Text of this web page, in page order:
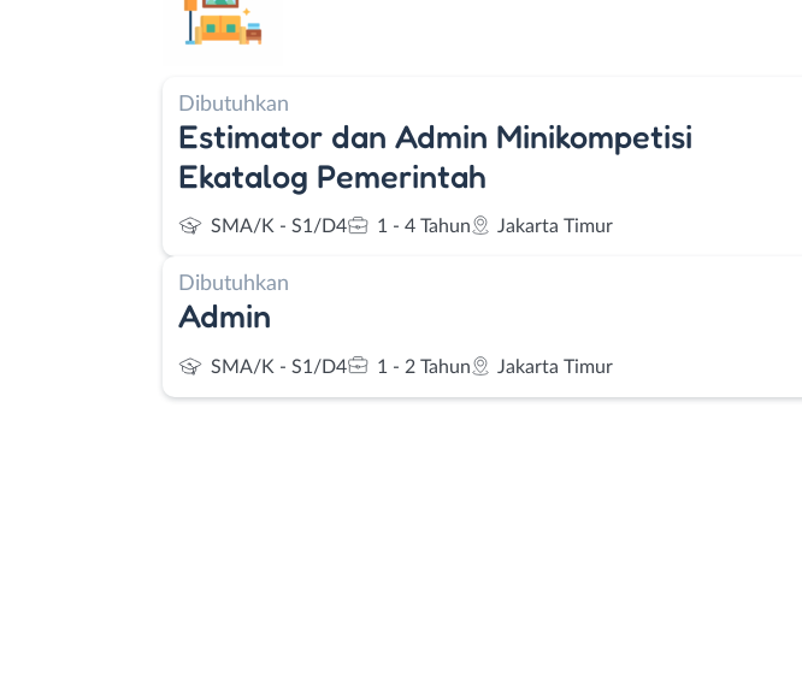
Dibutuhkan
Estimator dan Admin Minikompetisi
Ekatalog Pemerintah
SMA/K - S1/D4 1 - 4 Tahun Jakarta Timur
Dibutuhkan
Admin
SMA/K - S1/D4 1 - 2 Tahun Jakarta Timur